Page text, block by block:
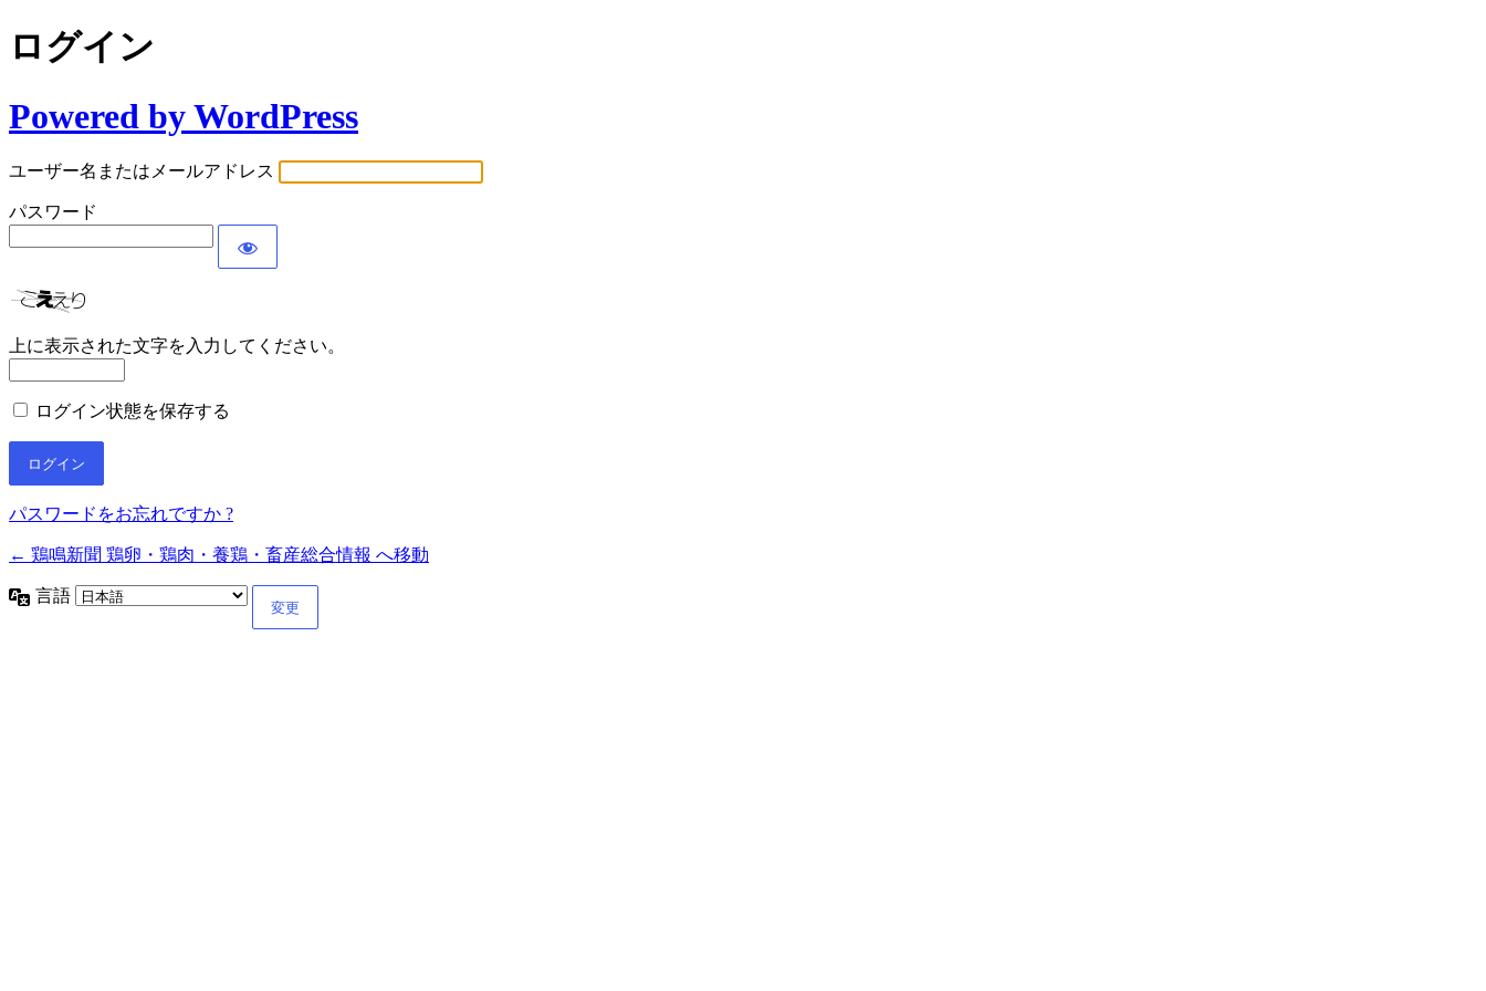
ログイン
Powered by WordPress
ユーザー名またはメールアドレス
パスワード
上に表示された文字を入力してください。
ログイン状態を保存する
パスワードをお忘れですか ?
← 鶏鳴新聞 鶏卵・鶏肉・養鶏・畜産総合情報 へ移動
言語